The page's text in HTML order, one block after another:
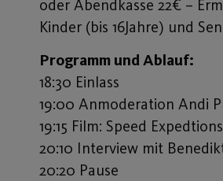
oder Abendkasse 22€ –
Kinder (bis 16Jahre) und
Programm und Ablauf:
18:30 Einlass
19:00 Anmoderation Andi
19:15 Film: Speed Expedtions
20:10 Interview mit
20:20 Pause